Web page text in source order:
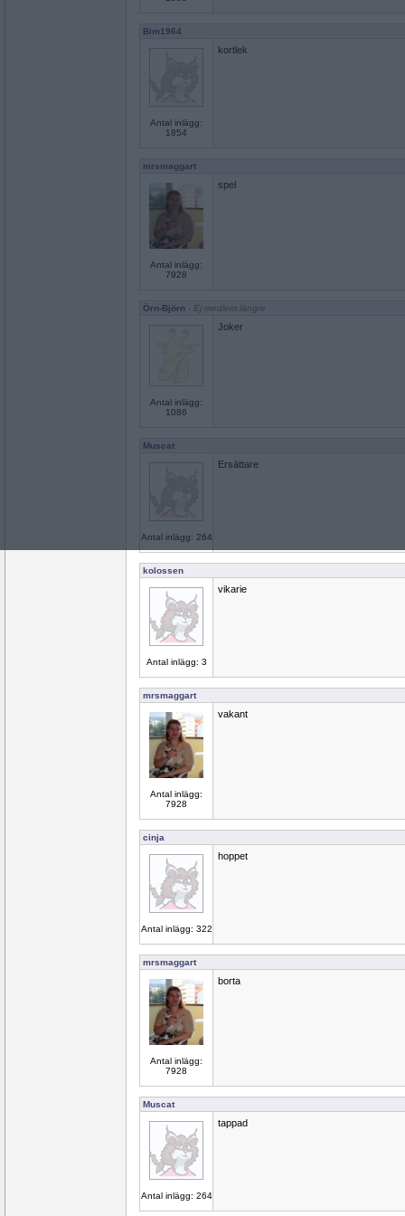
Bim1964
Antal inlägg:
1854
kortlek
mrsmaggart
Antal inlägg:
7928
spel
Örn-Björn - Ej medlem längre
Antal inlägg:
1086
Joker
Muscat
Antal inlägg: 264
Ersättare
kolossen
Antal inlägg: 3
vikarie
mrsmaggart
Antal inlägg:
7928
vakant
cinja
Antal inlägg: 322
hoppet
mrsmaggart
Antal inlägg:
7928
borta
Muscat
Antal inlägg: 264
tappad